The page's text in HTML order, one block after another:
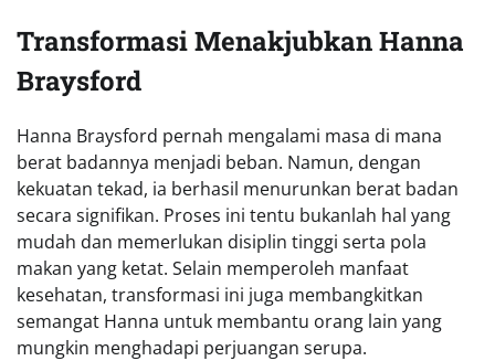
Transformasi Menakjubkan Hanna
Braysford
Hanna Braysford pernah mengalami masa di mana
berat badannya menjadi beban. Namun, dengan
kekuatan tekad, ia berhasil menurunkan berat badan
secara signifikan. Proses ini tentu bukanlah hal yang
mudah dan memerlukan disiplin tinggi serta pola
makan yang ketat. Selain memperoleh manfaat
kesehatan, transformasi ini juga membangkitkan
semangat Hanna untuk membantu orang lain yang
mungkin menghadapi perjuangan serupa.